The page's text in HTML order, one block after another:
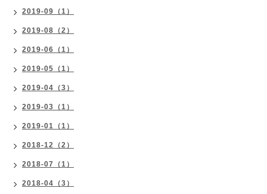
2019-09（1）
2019-08（2）
2019-06（1）
2019-05（1）
2019-04（3）
2019-03（1）
2019-01（1）
2018-12（2）
2018-07（1）
2018-04（3）